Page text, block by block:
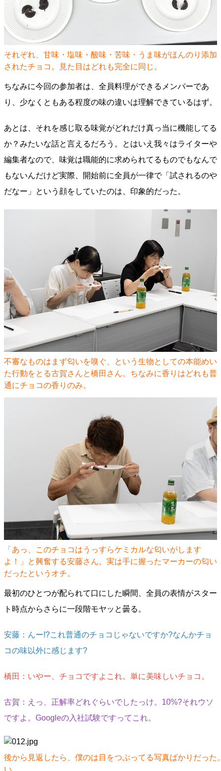
それぞれ、甘味・塩味・酸味・苦味・うま味がほんのり添加
されたチョコ。見た目はどれも完全に同じ。
ちなみに今回の参加者は、全員料理ができるメンバーであ
り、少なくともある程度の味の違いは理解できているはず。
あとは、それを感じ取る味覚がどれだけ真っ当に機能してる
か？みたいな話と言えるだろう。とはいえ我々はライターや
編集者なので、味覚は職能的に求められてるものでもなんで
もないんだけど実際、開始前に全員が一律で「試されるのや
だなー」という顔をしていたのは、印象的だった。
不審なものはまず匂いを嗅ぐ、という生物としての本能めい
た行動をとる古賀さんと橋田さん。ちなみに香りはどれも普
通にチョコの香りのみ。
「あっ、このチョコはうっすらケミカルな匂いがします
よ！」と興奮する安藤さん。実は手に握ったマーカーの匂い
だったというオチ。
最初のひとつが配られて口にした瞬間、全員の表情がスター
ト時点からさらに一段階モヤッと曇る。
安藤：んー!?これ普通のチョコじゃないですか?なんかチョ
コの味以外に感じます?
橋田：いやー、チョコですよこれ。単に美味しいチョコ。
古賀：えっ、正解率どれぐらいでしたっけ。10%?それウソ
ですよ。Googleの入社試験ですってこれ。
後から見返したら、僕のは目をつぶってる写真ばかりだった
い。